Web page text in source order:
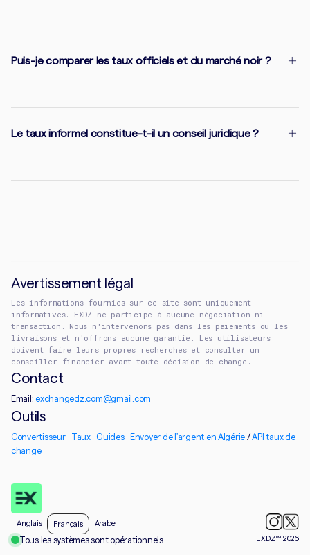
Puis-je comparer les taux officiels et du marché noir ?
Le taux informel constitue-t-il un conseil juridique ?
Avertissement légal
Les informations fournies sur ce site sont uniquement
informatives. EXDZ ne participe à aucune négociation ni
transaction. Nous n'intervenons pas dans les paiements ou les
livraisons et n'offrons aucune garantie. Les utilisateurs
doivent faire leurs propres recherches et consulter un
conseiller financier avant toute décision de change.
Contact
Email: exchangedz.com@gmail.com
Outils
Convertisseur· Taux · Guides· Envoyer de l'argent en Algérie / API taux de
change
Anglais Français Arabe
Tous les systèmes sont opérationnels EXDZ™ 2026